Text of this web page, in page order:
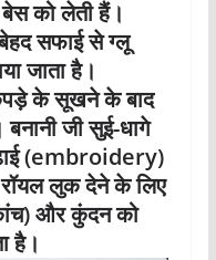
को लेती हैं।
सफाई से ग्लू
जाता है।
के सूखने के बाद
जी सुई-धागे
(embroidery)
लुक देने के लिए
और कुंदन को
है।